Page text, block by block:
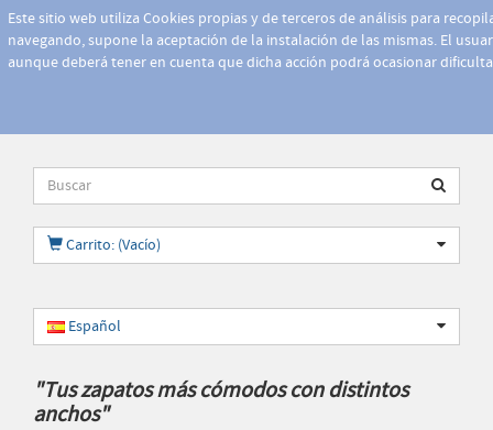
Este sitio web utiliza Cookies propias y de terceros de análisis para
navegando, supone la aceptación de la instalación de las mismas. El
aunque deberá tener en cuenta que dicha acción podrá ocasionar
Carrito: (Vacío)
Español
"Tus zapatos más cómodos con distintos
anchos"